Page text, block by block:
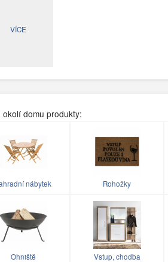
VÍCE
okolí domu produkty:
nábytek Rohožky
Ohniště Vstup, chodba